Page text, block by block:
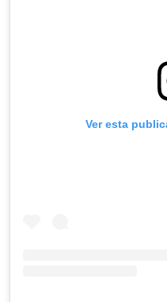
Ver esta